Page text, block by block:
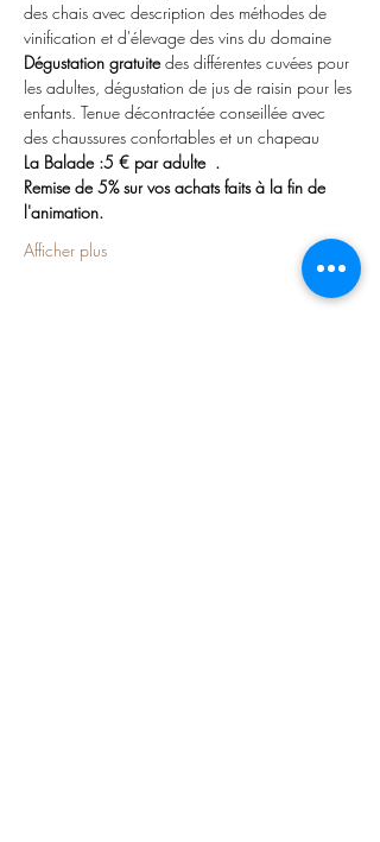
des chais avec description des méthodes de
vinification et d'élevage des vins du domaine
Dégustation gratuite des différentes cuvées pour
les adultes, dégustation de jus de raisin pour les
enfants. Tenue décontractée conseillée avec
des chaussures confortables et un chapeau
La Balade :5 € par adulte  .
Remise de 5% sur vos achats faits à la fin de
l'animation.
Afficher plus